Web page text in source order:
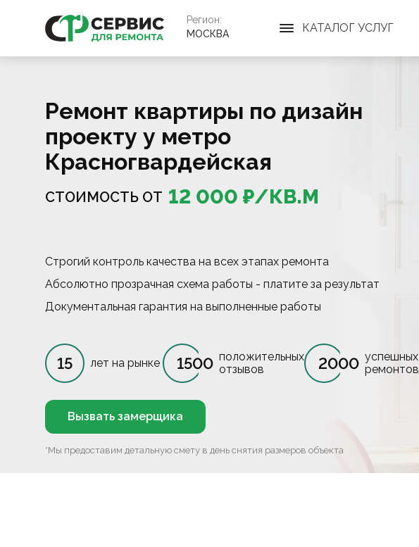
Регион:
МОСКВА
КАТАЛОГ УСЛУГ
Ремонт квартиры по дизайн
проекту у метро
Красногвардейская
СТОИМОСТЬ ОТ 12 000 ₽/КВ.М
Строгий контроль качества на всех этапах ремонта
Абсолютно прозрачная схема работы - платите за результат
Документальная гарантия на выполненные работы
15 лет на рынке 1500 положительных
отзывов
2000 успешных
ремонтов
Вызвать замерщика
*Мы предоставим детальную смету в день снятия размеров объекта